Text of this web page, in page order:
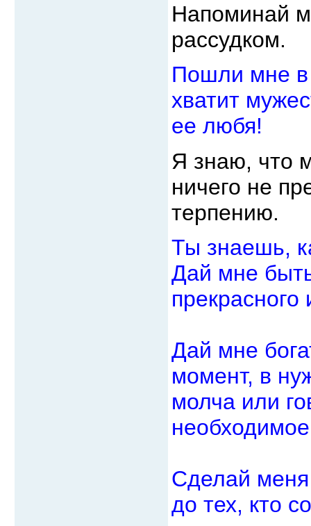
Напоминай
рассудком.
Пошли мне в
хватит
ее любя!
Я знаю, что
ничего не
терпению.
Ты знаешь,
Дай мне
Дай мне
момент, в
молча или
Сделай
до тех, кто